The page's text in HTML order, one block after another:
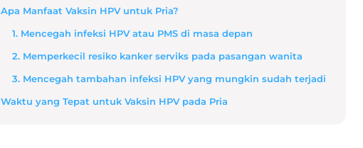
Apa Manfaat Vaksin HPV untuk Pria?
1. Mencegah infeksi HPV atau PMS di masa depan
2. Memperkecil resiko kanker serviks pada pasangan wanita
3. Mencegah tambahan infeksi HPV yang mungkin sudah terjadi
Waktu yang Tepat untuk Vaksin HPV pada Pria